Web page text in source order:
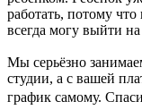
работать, потому
всегда могу выйти на
Мы серьёзно
студии, а с вашей
график самому.